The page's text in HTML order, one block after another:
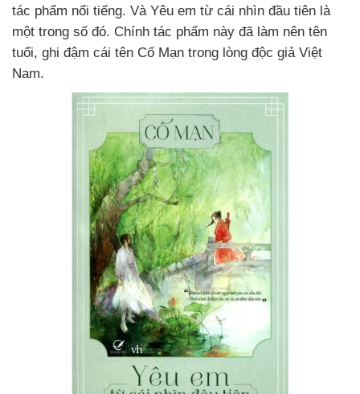
tác phẩm nổi tiếng. Và Yêu em từ cái nhìn đầu tiên là
một trong số đó. Chính tác phẩm này đã làm nên tên
tuổi, ghi đậm cái tên Cố Mạn trong lòng độc giả Việt
Nam.